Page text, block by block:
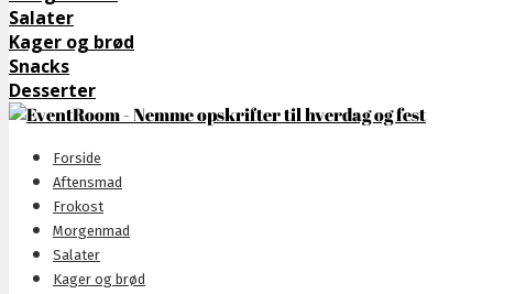
Salater
Kager og brød
Snacks
Desserter
Forside
Aftensmad
Frokost
Morgenmad
Salater
Kager og brød